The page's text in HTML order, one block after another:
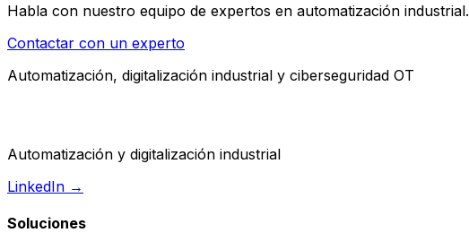
Habla con nuestro equipo de expertos en automatización industrial.
Contactar con un experto
Automatización, digitalización industrial y ciberseguridad OT
Automatización y digitalización industrial
LinkedIn →
Soluciones